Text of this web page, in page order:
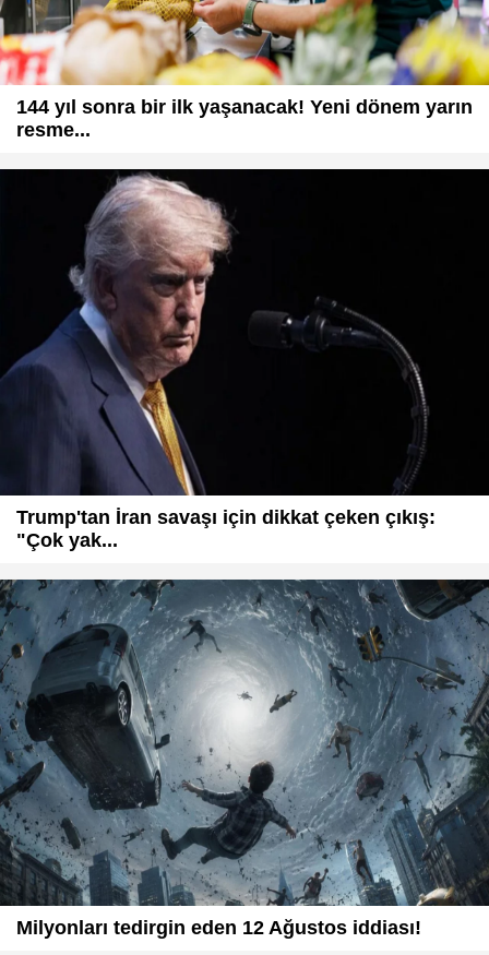
144 yıl sonra bir ilk yaşanacak! Yeni dönem yarın
resme...
Trump'tan İran savaşı için dikkat çeken çıkış:
"Çok yak...
Milyonları tedirgin eden 12 Ağustos iddiası!